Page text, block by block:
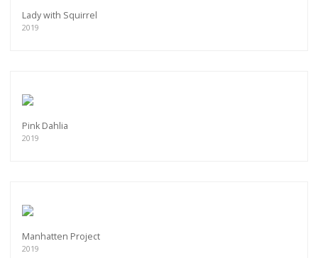
Lady with Squirrel
2019
Pink Dahlia
2019
Manhatten Project
2019